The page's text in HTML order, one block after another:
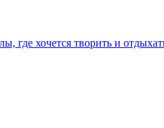
где хочется творить и